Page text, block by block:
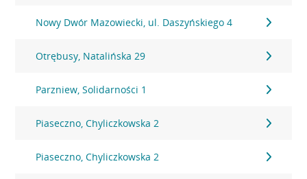
Nowy Dwór Mazowiecki, ul. Daszyńskiego 4
Otrębusy, Natalińska 29
Parzniew, Solidarności 1
Piaseczno, Chyliczkowska 2
Piaseczno, Chyliczkowska 2